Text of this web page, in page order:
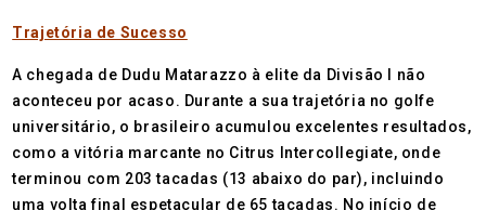
Trajetória de Sucesso
A chegada de Dudu Matarazzo à elite da Divisão I não
aconteceu por acaso. Durante a sua trajetória no golfe
universitário, o brasileiro acumulou excelentes resultados,
como a vitória marcante no Citrus Intercollegiate, onde
terminou com 203 tacadas (13 abaixo do par), incluindo
uma volta final espetacular de 65 tacadas. No início de